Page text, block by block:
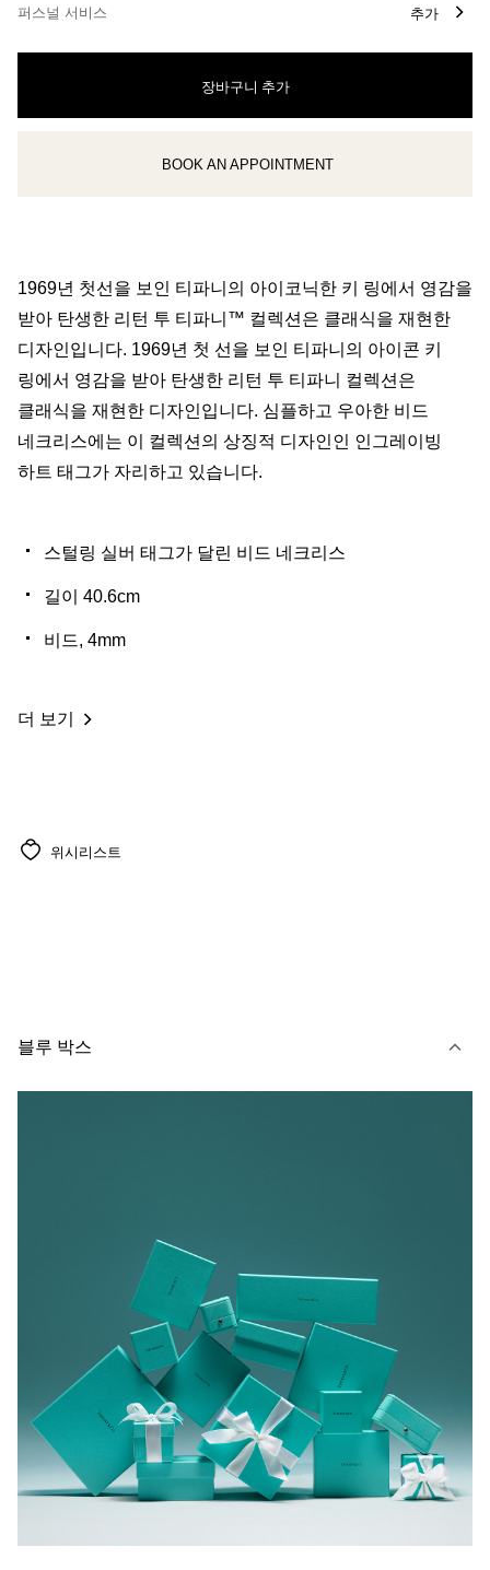
퍼스널 서비스 추가
장바구니 추가
클라이언트 어드바이저에게 문의하거나 예약하세요
BOOK AN APPOINTMENT
1969년 첫선을 보인 티파니의 아이코닉한 키 링에서 영감을
받아 탄생한 리턴 투 티파니™ 컬렉션은 클래식을 재현한
디자인입니다. 1969년 첫 선을 보인 티파니의 아이콘 키
링에서 영감을 받아 탄생한 리턴 투 티파니 컬렉션은
클래식을 재현한 디자인입니다. 심플하고 우아한 비드
네크리스에는 이 컬렉션의 상징적 디자인인 인그레이빙
하트 태그가 자리하고 있습니다.
스털링 실버 태그가 달린 비드 네크리스
길이 40.6cm
비드, 4mm
더 보기
위시리스트
블루 박스